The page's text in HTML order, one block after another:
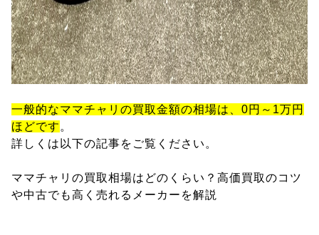
一般的なママチャリの買取金額の相場は、0円～1万円
ほどです 。
詳しくは以下の記事をご覧ください。
ママチャリの買取相場はどのくらい？高価買取のコツ
や中古でも高く売れるメーカーを解説